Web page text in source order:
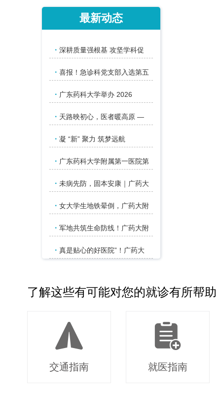
最新动态
· 深耕质量强根基 攻坚学科促
· 喜报！急诊科党支部入选第五
· 广东药科大学举办 2026
· 天路映初心，医者暖高原 —
· 凝 “新” 聚力 筑梦远航
· 广东药科大学附属第一医院第
· 未病先防，固本安康｜广药大
· 女大学生地铁晕倒，广药大附
· 军地共筑生命防线！广药大附
· 真是贴心的好医院”！广药大
了解这些有可能对您的就诊有所帮助
交通指南 就医指南